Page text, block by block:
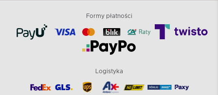
Formy płatności
Logistyka